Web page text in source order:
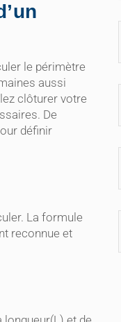
le périmètre
aussi
clôturer votre
De
définir
La formule
reconnue et